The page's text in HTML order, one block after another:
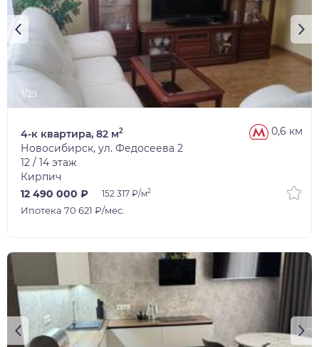
1/29
0,6 км
4-к квартира, 82 м2
Новосибирск, ул. Федосеева 2
12 / 14 этаж
Кирпич
12 490 000 ₽
152 317 ₽/м2
Ипотека 70 621 ₽/мес.